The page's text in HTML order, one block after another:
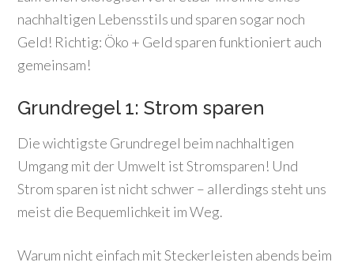
nachhaltigen Lebensstils und sparen sogar noch
Geld! Richtig: Öko + Geld sparen funktioniert auch
gemeinsam!
Grundregel 1: Strom sparen
Die wichtigste Grundregel beim nachhaltigen
Umgang mit der Umwelt ist Stromsparen! Und
Strom sparen ist nicht schwer – allerdings steht uns
meist die Bequemlichkeit im Weg.
Warum nicht einfach mit Steckerleisten abends beim